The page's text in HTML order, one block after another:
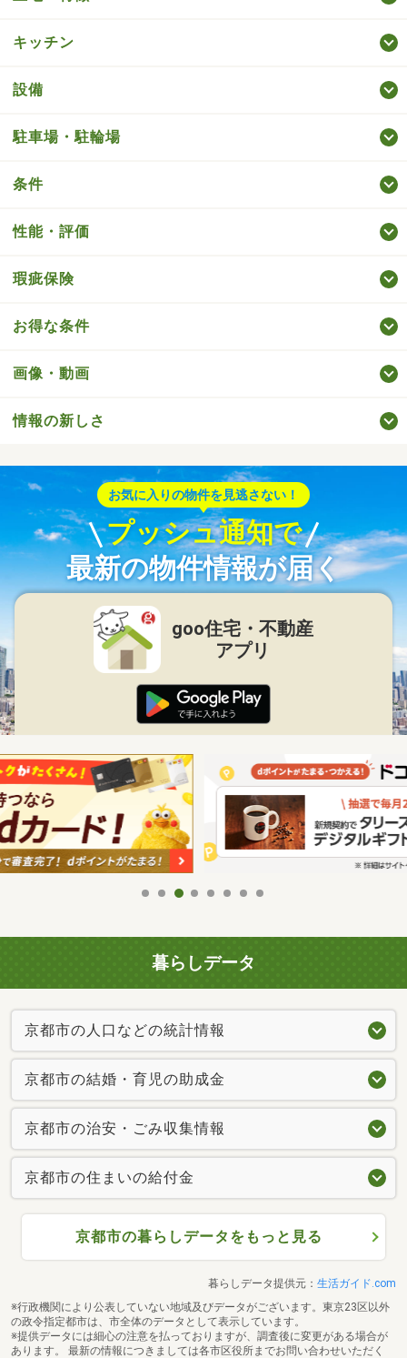
キッチン
設備
駐車場・駐輪場
条件
性能・評価
瑕疵保険
お得な条件
画像・動画
情報の新しさ
お気に入りの物件を見逃さない！
プッシュ通知で
最新の物件情報が届く
goo住宅・不動産
アプリ
暮らしデータ
京都市の人口などの統計情報
京都市の結婚・育児の助成金
京都市の治安・ごみ収集情報
京都市の住まいの給付金
京都市の暮らしデータをもっと見る
暮らしデータ提供元： 生活ガイド.com
※行政機関により公表していない地域及びデータがございます。東京23区以外
の政令指定都市は、市全体のデータとして表示しています。
※提供データには細心の注意を払っておりますが、調査後に変更がある場合が
あります。 最新の情報につきましては各市区役所までお問い合わせいただく